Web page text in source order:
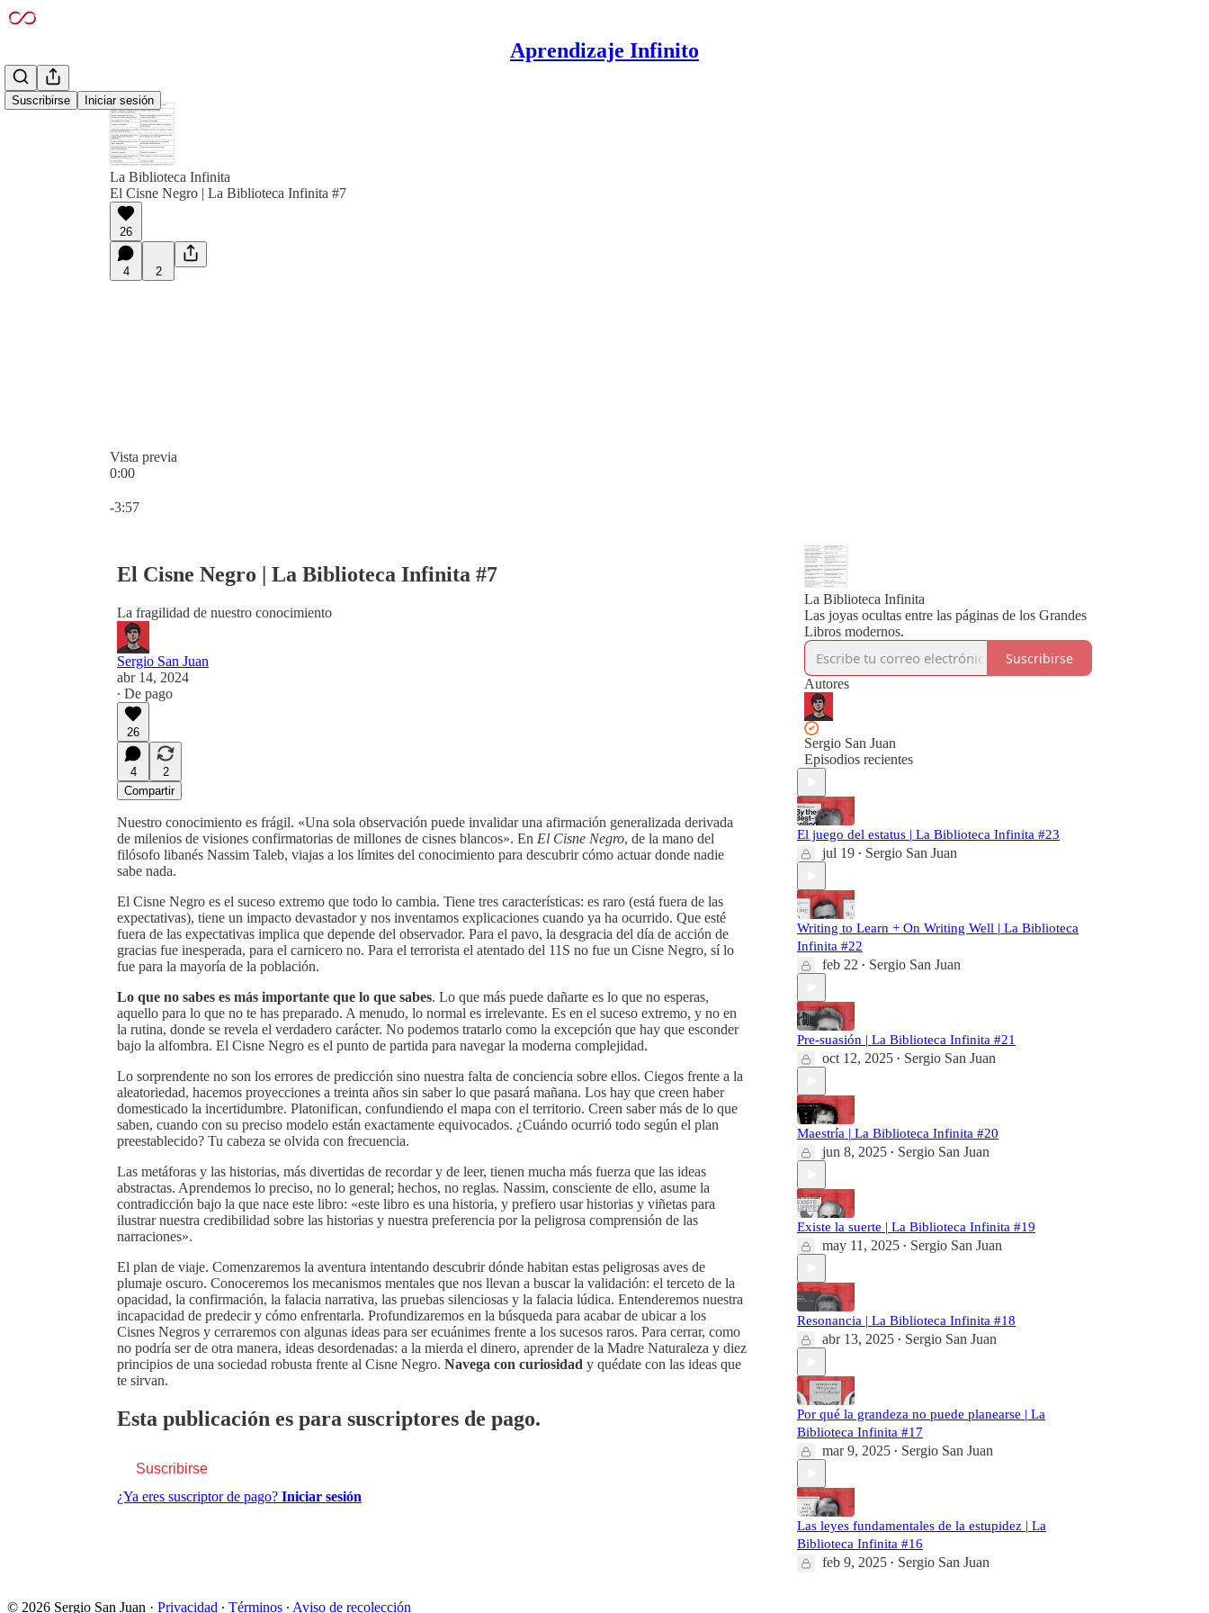
Aprendizaje Infinito
Suscribirse Iniciar sesión
La Biblioteca Infinita
El Cisne Negro | La Biblioteca Infinita #7
26
4 2
Vista previa
0:00
-3:57
El Cisne Negro | La Biblioteca Infinita #7
La fragilidad de nuestro conocimiento
Sergio San Juan
abr 14, 2024
∙ De pago
26
4
2
Compartir
Nuestro conocimiento es frágil. «Una sola observación puede invalidar una afirmación generalizada derivada
de milenios de visiones confirmatorias de millones de cisnes blancos». En El Cisne Negro, de la mano del
filósofo libanés Nassim Taleb, viajas a los límites del conocimiento para descubrir cómo actuar donde nadie
sabe nada.
El Cisne Negro es el suceso extremo que todo lo cambia. Tiene tres características: es raro (está fuera de las
expectativas), tiene un impacto devastador y nos inventamos explicaciones cuando ya ha ocurrido. Que esté
fuera de las expectativas implica que depende del observador. Para el pavo, la desgracia del día de acción de
gracias fue inesperada, para el carnicero no. Para el terrorista el atentado del 11S no fue un Cisne Negro, sí lo
fue para la mayoría de la población.
Lo que no sabes es más importante que lo que sabes. Lo que más puede dañarte es lo que no esperas,
aquello para lo que no te has preparado. A menudo, lo normal es irrelevante. Es en el suceso extremo, y no en
la rutina, donde se revela el verdadero carácter. No podemos tratarlo como la excepción que hay que esconder
bajo la alfombra. El Cisne Negro es el punto de partida para navegar la moderna complejidad.
Lo sorprendente no son los errores de predicción sino nuestra falta de conciencia sobre ellos. Ciegos frente a la
aleatoriedad, hacemos proyecciones a treinta años sin saber lo que pasará mañana. Los hay que creen haber
domesticado la incertidumbre. Platonifican, confundiendo el mapa con el territorio. Creen saber más de lo que
saben, cuando con su preciso modelo están exactamente equivocados. ¿Cuándo ocurrió todo según el plan
preestablecido? Tu cabeza se olvida con frecuencia.
Las metáforas y las historias, más divertidas de recordar y de leer, tienen mucha más fuerza que las ideas
abstractas. Aprendemos lo preciso, no lo general; hechos, no reglas. Nassim, consciente de ello, asume la
contradicción bajo la que nace este libro: «este libro es una historia, y prefiero usar historias y viñetas para
ilustrar nuestra credibilidad sobre las historias y nuestra preferencia por la peligrosa comprensión de las
narraciones».
El plan de viaje. Comenzaremos la aventura intentando descubrir dónde habitan estas peligrosas aves de
plumaje oscuro. Conoceremos los mecanismos mentales que nos llevan a buscar la validación: el terceto de la
opacidad, la confirmación, la falacia narrativa, las pruebas silenciosas y la falacia lúdica. Entenderemos nuestra
incapacidad de predecir y cómo enfrentarla. Profundizaremos en la búsqueda para acabar de ubicar a los
Cisnes Negros y cerraremos con algunas ideas para ser ecuánimes frente a los sucesos raros. Para cerrar, como
no podría ser de otra manera, ideas desordenadas: a la mierda el dinero, aprender de la Madre Naturaleza y diez
principios de una sociedad robusta frente al Cisne Negro. Navega con curiosidad y quédate con las ideas que
te sirvan.
Esta publicación es para suscriptores de pago.
Suscribirse
¿Ya eres suscriptor de pago? Iniciar sesión
La Biblioteca Infinita
Las joyas ocultas entre las páginas de los Grandes
Libros modernos.
Suscribirse
Autores
Sergio San Juan
Episodios recientes
El juego del estatus | La Biblioteca Infinita #23
jul 19 • Sergio San Juan
Writing to Learn + On Writing Well | La Biblioteca
Infinita #22
feb 22 • Sergio San Juan
Pre-suasión | La Biblioteca Infinita #21
oct 12, 2025 • Sergio San Juan
Maestría | La Biblioteca Infinita #20
jun 8, 2025 • Sergio San Juan
Existe la suerte | La Biblioteca Infinita #19
may 11, 2025 • Sergio San Juan
Resonancia | La Biblioteca Infinita #18
abr 13, 2025 • Sergio San Juan
Por qué la grandeza no puede planearse | La
Biblioteca Infinita #17
mar 9, 2025 • Sergio San Juan
Las leyes fundamentales de la estupidez | La
Biblioteca Infinita #16
feb 9, 2025 • Sergio San Juan
© 2026 Sergio San Juan · Privacidad ∙ Términos ∙ Aviso de recolección